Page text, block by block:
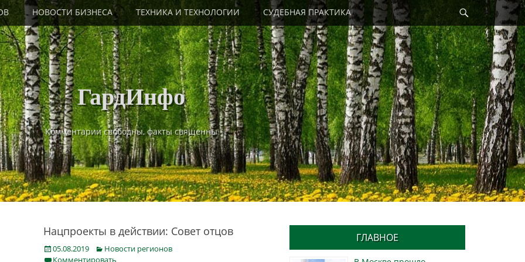
НОВОСТИ БИЗНЕСА ТЕХНИКА И ТЕХНОЛОГИИ СУДЕБНАЯ ПРАКТИКА
Найти
ГардИнфо
Комментарии свободны, факты священны
Нацпроекты в действии: Совет отцов
Posted
on
05.08.2019 Categories
Новости регионов
Комментировать
ГЛАВНОЕ